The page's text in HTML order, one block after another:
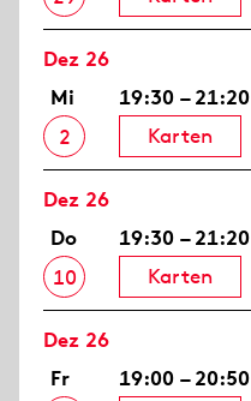
Dez 26
Mi
2
19:30 – 21:20
Karten
Dez 26
Do
10
19:30 – 21:20
Karten
Dez 26
Fr
19:00 – 20:50